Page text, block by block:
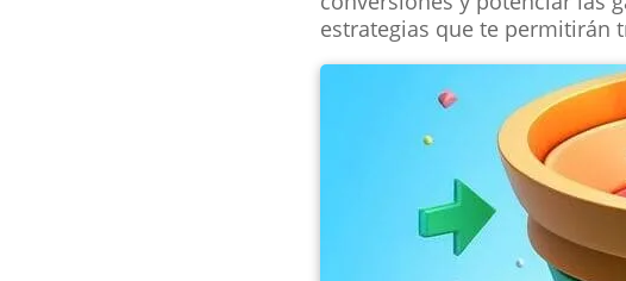
estrategias que te permitirán